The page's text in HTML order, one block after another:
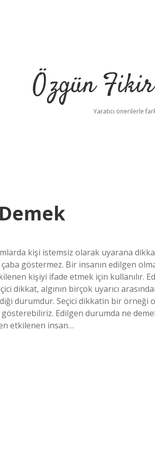
Özgün
Yaratıcı önerilerle
kişi istemsiz olarak uyarana
göstermez. Bir insanın edilgen
kişiyi ifade etmek için kullanılır.
dikkat, algının birçok uyarıcı
durumdur. Seçici dikkatin bir örneği
Edilgen durumda ne
etkilenen insan…